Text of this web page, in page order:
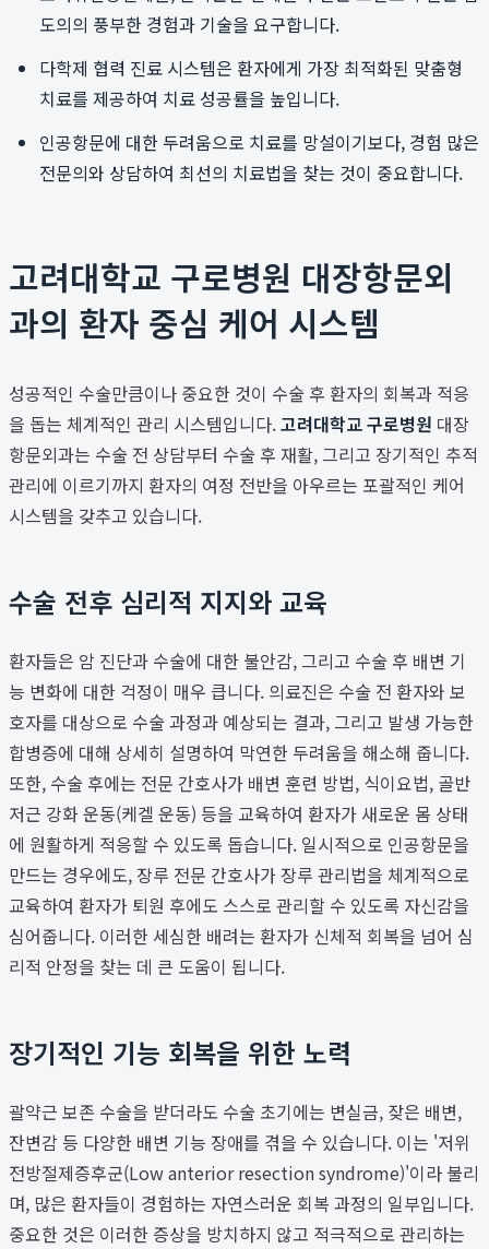
도의의 풍부한 경험과 기술을 요구합니다.
다학제 협력 진료 시스템은 환자에게 가장 최적화된 맞춤형
치료를 제공하여 치료 성공률을 높입니다.
인공항문에 대한 두려움으로 치료를 망설이기보다, 경험 많은
전문의와 상담하여 최선의 치료법을 찾는 것이 중요합니다.
고려대학교 구로병원 대장항문외
과의 환자 중심 케어 시스템
성공적인 수술만큼이나 중요한 것이 수술 후 환자의 회복과 적응
을 돕는 체계적인 관리 시스템입니다.고려대학교 구로병원 대장
항문외과는 수술 전 상담부터 수술 후 재활, 그리고 장기적인 추적
관리에 이르기까지 환자의 여정 전반을 아우르는 포괄적인 케어
시스템을 갖추고 있습니다.
수술 전후 심리적 지지와 교육
환자들은 암 진단과 수술에 대한 불안감, 그리고 수술 후 배변 기
능 변화에 대한 걱정이 매우 큽니다. 의료진은 수술 전 환자와 보
호자를 대상으로 수술 과정과 예상되는 결과, 그리고 발생 가능한
합병증에 대해 상세히 설명하여 막연한 두려움을 해소해 줍니다.
또한, 수술 후에는 전문 간호사가 배변 훈련 방법, 식이요법, 골반
저근 강화 운동(케겔 운동) 등을 교육하여 환자가 새로운 몸 상태
에 원활하게 적응할 수 있도록 돕습니다. 일시적으로 인공항문을
만드는 경우에도, 장루 전문 간호사가 장루 관리법을 체계적으로
교육하여 환자가 퇴원 후에도 스스로 관리할 수 있도록 자신감을
심어줍니다. 이러한 세심한 배려는 환자가 신체적 회복을 넘어 심
리적 안정을 찾는 데 큰 도움이 됩니다.
장기적인 기능 회복을 위한 노력
괄약근 보존 수술을 받더라도 수술 초기에는 변실금, 잦은 배변,
잔변감 등 다양한 배변 기능 장애를 겪을 수 있습니다. 이는 '저위
전방절제증후군(Low anterior resection syndrome)'이라 불리
며, 많은 환자들이 경험하는 자연스러운 회복 과정의 일부입니다.
중요한 것은 이러한 증상을 방치하지 않고 적극적으로 관리하는